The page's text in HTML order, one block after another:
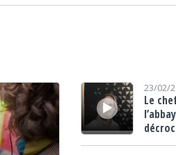
Lecteur audio 23/02/
Le